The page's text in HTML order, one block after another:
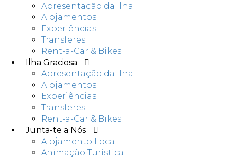
Apresentação da Ilha
Alojamentos
Experiências
Transferes
Rent-a-Car & Bikes
Ilha Graciosa
Apresentação da Ilha
Alojamentos
Experiências
Transferes
Rent-a-Car & Bikes
Junta-te a Nós
Alojamento Local
Animação Turística